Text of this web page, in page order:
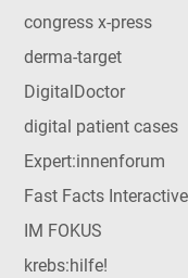
congress x-press
derma-target
DigitalDoctor
digital patient cases
Expert:innenforum
Fast Facts Interactive
IM FOKUS
krebs:hilfe!